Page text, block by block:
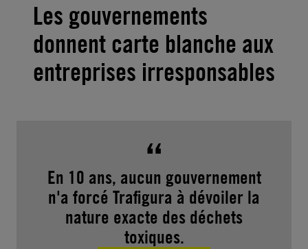
Les gouvernements
donnent carte blanche aux
entreprises irresponsables
En 10 ans, aucun gouvernement
n'a forcé Trafigura à dévoiler la
nature exacte des déchets
toxiques.